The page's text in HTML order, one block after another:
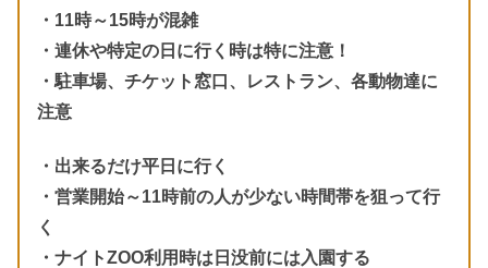
・11時～15時が混雑
・連休や特定の日に行く時は特に注意！
・駐車場、チケット窓口、レストラン、各動物達に
注意
・出来るだけ平日に行く
・営業開始～11時前の人が少ない時間帯を狙って行
く
・ナイトZOO利用時は日没前には入園する